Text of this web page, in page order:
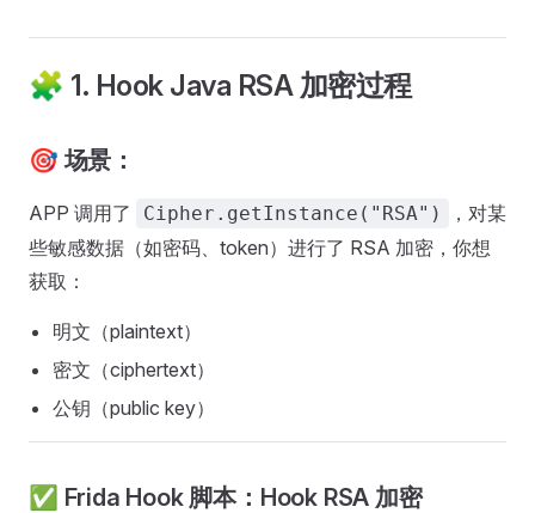
🧩 1. Hook Java RSA 加密过程
🎯 场景：
APP 调用了 Cipher.getInstance("RSA")
，对某
些敏感数据（如密码、token）进行了 RSA 加密，你想
获取：
明文（plaintext）
密文（ciphertext）
公钥（public key）
✅ Frida Hook 脚本：Hook RSA 加密